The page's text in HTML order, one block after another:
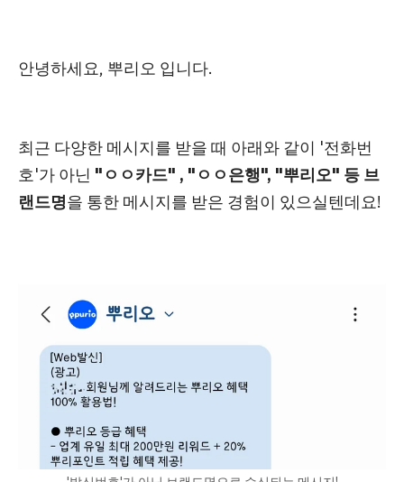
안녕하세요, 뿌리오 입니다.
최근 다양한 메시지를 받을 때 아래와 같이 '전화번
호'가 아닌 "ㅇㅇ카드" , "ㅇㅇ은행", "뿌리오" 등 브
랜드명을 통한 메시지를 받은 경험이 있으실텐데요!